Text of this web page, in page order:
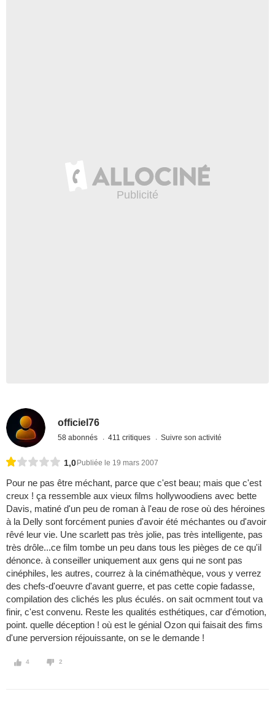
officiel76
58 abonnés 411 critiques Suivre son activité
1,0 Publiée le 19 mars 2007
Pour ne pas être méchant, parce que c'est beau; mais que c'est
creux ! ça ressemble aux vieux films hollywoodiens avec bette
Davis, matiné d'un peu de roman à l'eau de rose où des héroines
à la Delly sont forcément punies d'avoir été méchantes ou d'avoir
rêvé leur vie. Une scarlett pas très jolie, pas très intelligente, pas
très drôle...ce film tombe un peu dans tous les pièges de ce qu'il
dénonce. à conseiller uniquement aux gens qui ne sont pas
cinéphiles, les autres, courrez à la cinémathèque, vous y verrez
des chefs-d'oeuvre d'avant guerre, et pas cette copie fadasse,
compilation des clichés les plus éculés. on sait ocmment tout va
finir, c'est convenu. Reste les qualités esthétiques, car d'émotion,
point. quelle déception ! où est le génial Ozon qui faisait des fims
d'une perversion réjouissante, on se le demande !
4 2